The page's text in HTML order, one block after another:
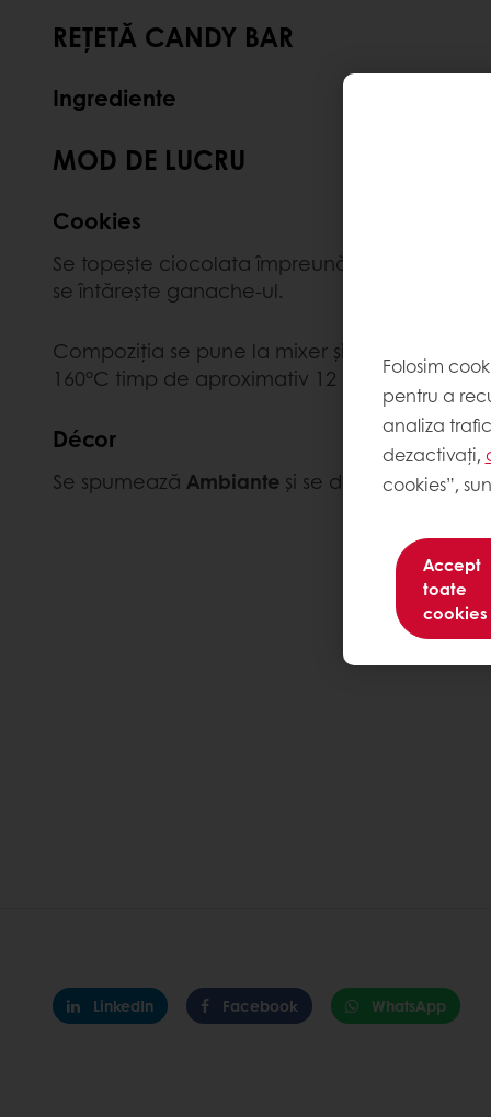
REȚETĂ CANDY BAR
Ingrediente
MOD DE LUCRU
Cookies
Se topește ciocolata împreună cu uleiul și
se întărește ganache-ul.
Compoziția se pune la mixer și se amestecă
160°C timp de aproximativ 12 minute.
Décor
Se spumează Ambiante și se decorează cu
LinkedIn Facebook WhatsApp
Folosim
pentru a
analiza
dezactivați,
cookies”,
Accept
toate
cookies